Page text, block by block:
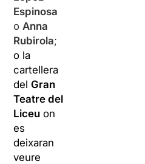
Espinosa
oAnna
Rubirola;
o la
cartellera
delGran
Teatre del
Liceu on
es
deixaran
veure